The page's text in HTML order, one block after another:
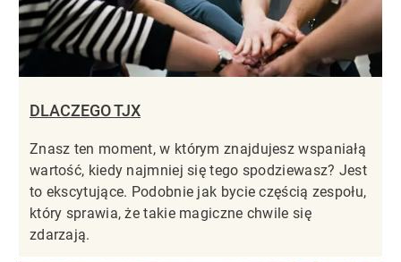
DLACZEGO TJX
Znasz ten moment, w którym znajdujesz wspaniałą
wartość, kiedy najmniej się tego spodziewasz? Jest
to ekscytujące. Podobnie jak bycie częścią zespołu,
który sprawia, że takie magiczne chwile się
zdarzają.